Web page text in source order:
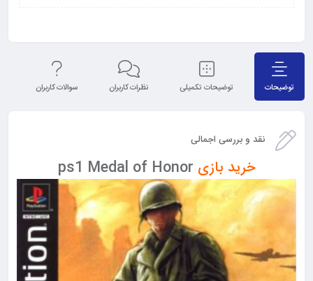
توضیحات توضیحات تکمیلی نظرات کاربران سوالات کاربران
نقد و بررسی اجمالی
خرید بازی ps1 Medal of Honor